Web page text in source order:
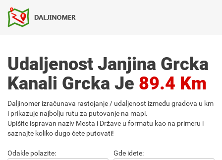
Udaljenost Janjina Grcka
Kanali Grcka Je 89.4 Km
Daljinomer izračunava rastojanje / udaljenost između gradova u km
i prikazuje najbolju rutu za putovanje na mapi.
Upišite ispravan naziv Mesta i Države u formatu kao na primeru i
saznajte koliko dugo ćete putovati!
Odakle polazite: Gde idete: